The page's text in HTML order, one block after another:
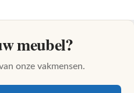
meubel?
onze vakmensen.